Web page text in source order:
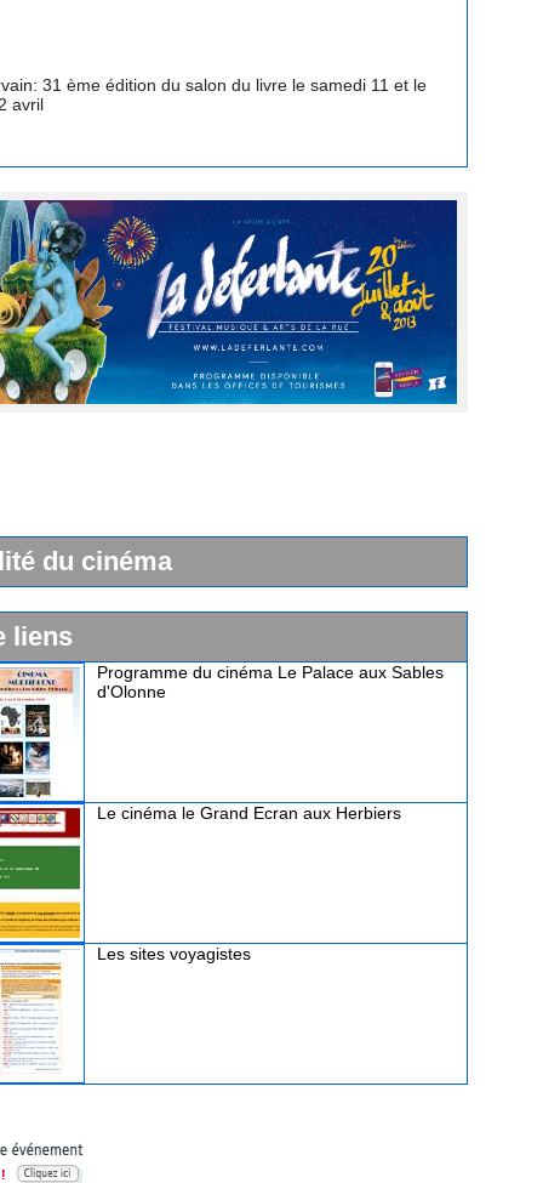
avril
du cinéma
liens
Programme du cinéma Le Palace aux Sables
d'Olonne
Le cinéma le Grand Ecran aux Herbiers
Les sites voyagistes